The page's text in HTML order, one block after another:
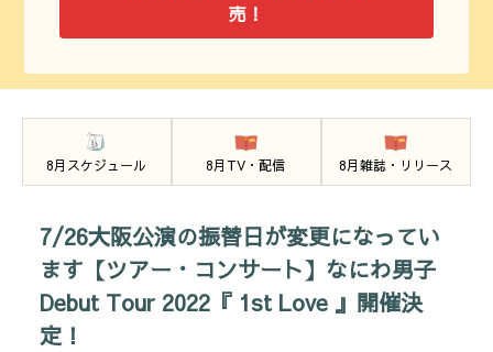
売！
8月スケジュール 8月TV・配信 8月雑誌・リリース
7/26大阪公演の振替日が変更になってい
ます【ツアー・コンサート】なにわ男子
Debut Tour 2022『 1st Love 』開催決
定！